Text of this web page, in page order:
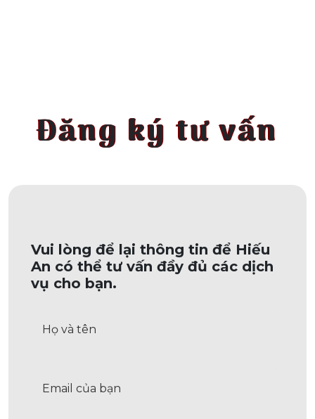
Đăng ký tư vấn
Vui lòng để lại thông tin để Hiếu
An có thể tư vấn đầy đủ các dịch
vụ cho bạn.